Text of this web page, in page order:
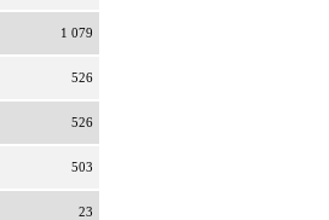
1 079
526
526
503
23